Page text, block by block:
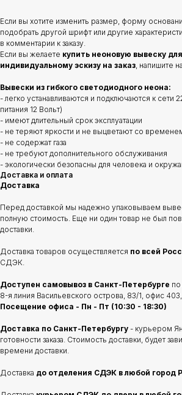
Если вы хотите изменить размер, форму
подобрать другой шрифт или другие
в комментарии к заказу.
Если вы желаете купить неоновую вывеску
индивидуальному эскизу на заказ, напишите
Вывески из гибкого светодиодного неона:
- легко устанавливаются и подключаются к сети
питания 12 Вольт)
- имеют длительный срок эксплуатации
- не теряют яркости и не выцветают со
- не содержат газа
- не требуют дополнительного обслуживания
- экологически безопасны для человека и
Доставка и оплата
Доставка
Перед доставкой мы надежно упаковываем
полную стоимость. Еще ни один товар не был
доставки.
Доставка товаров осуществляется по всей
СДЭК.
Доступен самовывоз в Санкт-Петербурге
8-я линия Васильевского острова, 83/1, офис
Посещение офиса - Пн - Пт (10:30 - 18:30)
Доставка по Санкт-Петербургу - курьером
готовности заказа. Стоимость доставки, будет
времени доставки.
Доставка до отделения СДЭК в любой город